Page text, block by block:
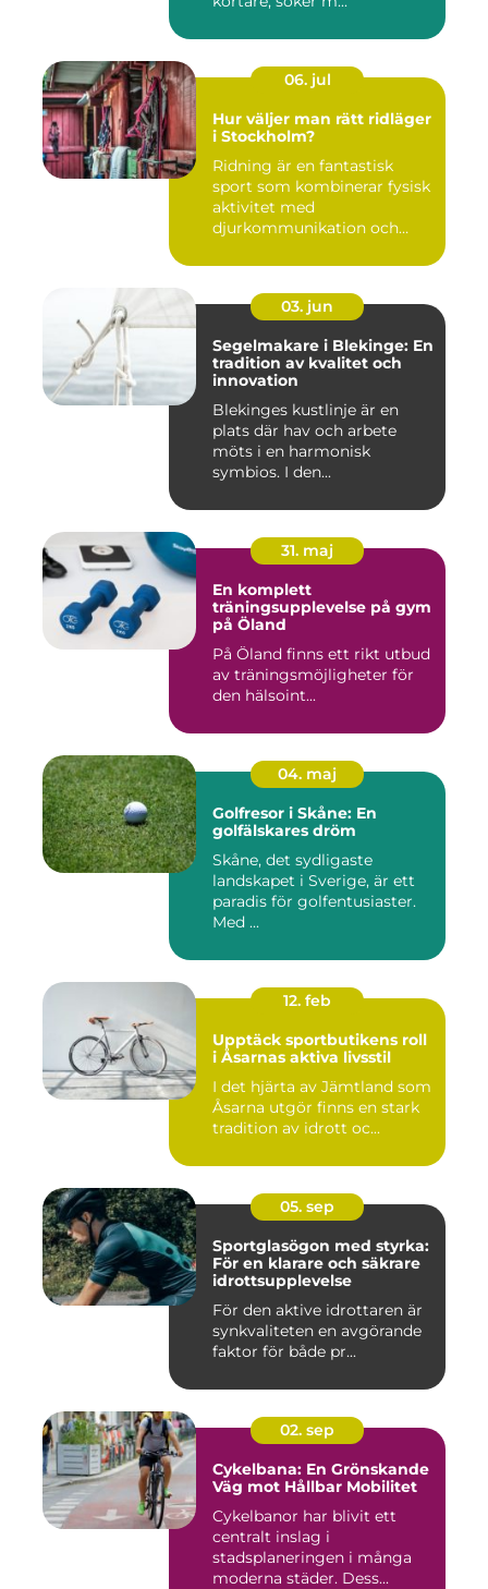
06. jul
Hur väljer man rätt ridläger
i Stockholm?
Ridning är en fantastisk
sport som kombinerar fysisk
aktivitet med
djurkommunikation och
03. jun
Segelmakare i Blekinge: En
tradition av kvalitet och
innovation
Blekinges kustlinje är en
plats där hav och arbete
möts i en harmonisk
symbios. I den...
31. maj
En komplett
träningsupplevelse på gym
på Öland
På Öland finns ett rikt utbud
av träningsmöjligheter för
den hälsoint...
04. maj
Golfresor i Skåne: En
golfälskares dröm
Skåne, det sydligaste
landskapet i Sverige, är ett
paradis för golfentusiaster.
Med ...
12. feb
Upptäck sportbutikens roll
i Åsarnas aktiva livsstil
I det hjärta av Jämtland som
Åsarna utgör finns en stark
tradition av idrott oc...
05. sep
Sportglasögon med styrka:
För en klarare och säkrare
idrottsupplevelse
För den aktive idrottaren är
synkvaliteten en avgörande
faktor för både pr...
02. sep
Cykelbana: En Grönskande
Väg mot Hållbar Mobilitet
Cykelbanor har blivit ett
centralt inslag i
stadsplaneringen i många
moderna städer. Dess...